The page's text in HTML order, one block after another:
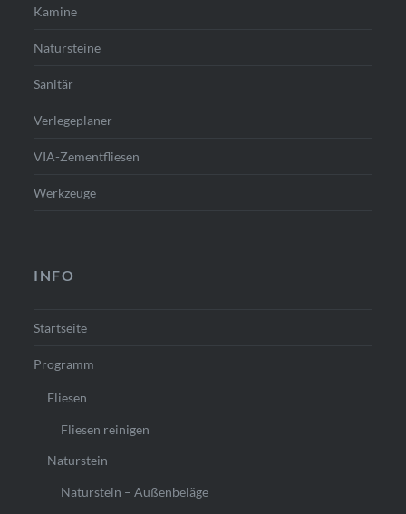
Kamine
Natursteine
Sanitär
Verlegeplaner
VIA-Zementfliesen
Werkzeuge
INFO
Startseite
Programm
Fliesen
Fliesen reinigen
Naturstein
Naturstein – Außenbeläge